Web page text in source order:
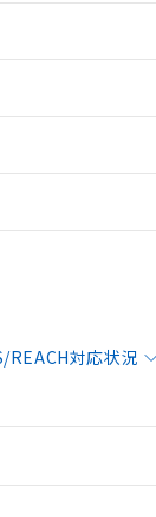
REACH対応状況